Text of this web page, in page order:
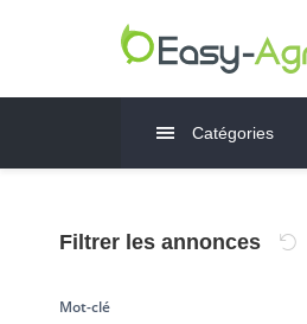
Catégories
Filtrer les annonces
Mot-clé